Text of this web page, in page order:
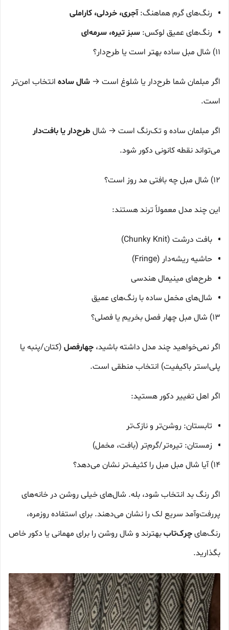
رنگ‌های گرم هماهنگ:آجری، خردلی، کاراملی
رنگ‌های عمیق لوکس: سبز تیره، سرمه‌ای
11) شال مبل ساده بهتر است یا طرح‌دار؟
اگر مبلمان شما طرح‌دار یا شلوغ است → شال ساده انتخاب امن‌تر
است.
اگر مبلمان ساده و تک‌رنگ است → شال طرح‌دار یا بافت‌دار
می‌تواند نقطه کانونی دکور شود.
12) شال مبل چه بافتی مد روز است؟
این چند مدل معمولاً ترند هستند:
بافت درشت (Chunky Knit)
حاشیه ریشه‌دار (Fringe)
طرح‌های مینیمال هندسی
شال‌های مخمل ساده با رنگ‌های عمیق
13) شال مبل چهار فصل بخریم یا فصلی؟
اگر نمی‌خواهید چند مدل داشته باشید، چهارفصل (کتان/پنبه یا
پلی‌استر باکیفیت) انتخاب منطقی است.
اگر اهل تغییر دکور هستید:
تابستان: روشن‌تر و نازک‌تر
زمستان: تیره‌تر/گرم‌تر (بافت، مخمل)
14) آیا شال مبل مبل را کثیف‌تر نشان می‌دهد؟
اگر رنگ بد انتخاب شود، بله. شال‌های خیلی روشن در خانه‌های
پررفت‌وآمد سریع لک را نشان می‌دهند. برای استفاده روزمره،
رنگ‌هایچرک‌تاببهترند و شال روشن را برای مهمانی یا دکور خاص
بگذارید.